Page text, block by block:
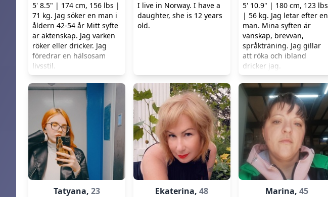
5' 8.5" | 174 cm, 156 lbs |
71 kg. Jag söker en man i
åldern 42-54 år Mitt syfte
är äktenskap. Jag varken
röker eller dricker. Jag
föredrar en hälsosam
livsstil.
I live in Norway. I have a
daughter, she is 12 years
old.
5' 10.9" | 180 cm, 123 lbs
| 56 kg. Jag letar efter en
man. Mina syften är
vänskap, brevvän,
språkträning. Jag gillar
att röka och ibland
dricker jag.
Tatyana, 23
Ekaterina,48
Marina,45